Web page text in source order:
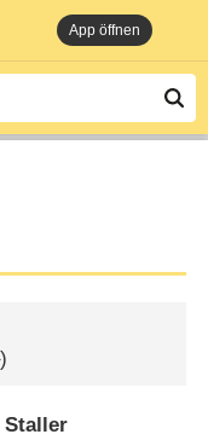
App öffnen
Staller